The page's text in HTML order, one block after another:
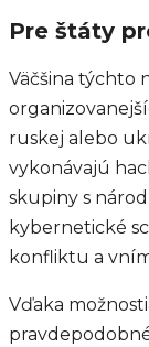
Pre štáty
Väčšina týchto
ruskej alebo
vykonávajú
skupiny s
kybernetické
konfliktu a
Vďaka